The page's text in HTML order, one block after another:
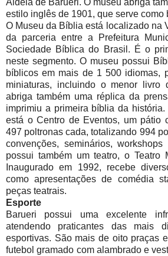
Aldeia de Barueri. O museu abriga
estilo inglês de 1901, que serve como
O Museu da Bíblia está localizado na
da parceria entre a Prefeitura
Sociedade Bíblica do Brasil. É o
neste segmento. O museu possui
bíblicos em mais de 1 500 idiomas,
miniaturas, incluindo o menor livro
abriga também uma réplica da
imprimiu a primeira bíblia da
está o Centro de Eventos, um pátio
497 poltronas cada, totalizando 994
convenções, seminários,
possui também um teatro, o Teatro
Inaugurado em 1992, recebe
como apresentações de comédia
peças teatrais.
Esporte
Barueri possui uma excelente
atendendo praticantes das mais
esportivas. São mais de oito praças
futebol gramado com alambrado e